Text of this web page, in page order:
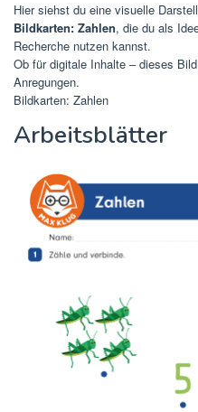
Hier siehst du eine visuelle
Bildkarten: Zahlen, die du als
Recherche nutzen kannst.
Ob für digitale Inhalte – dieses
Anregungen.
Bildkarten: Zahlen
Arbeitsblätter